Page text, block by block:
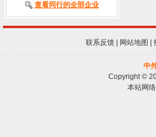
查看同行的全部企业
联系反馈| 网站地图
中
Copyright ©
本站网